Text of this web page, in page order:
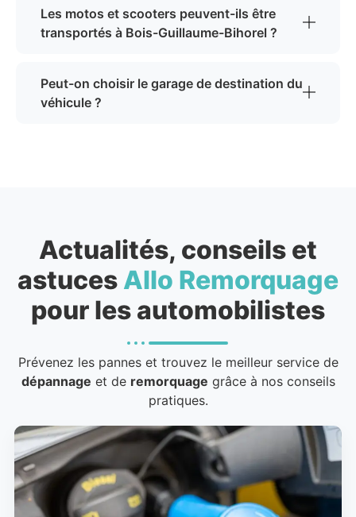
Les motos et scooters peuvent-ils être
transportés à Bois-Guillaume-Bihorel ?
Peut-on choisir le garage de destination du
véhicule ?
Actualités, conseils et
astuces Allo Remorquage
pour les automobilistes
Prévenez les pannes et trouvez le meilleur service de
dépannage et de remorquage grâce à nos conseils
pratiques.